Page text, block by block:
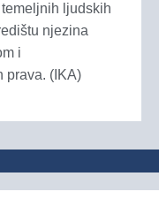
ljudskih
njezina
i
prava. (IKA)